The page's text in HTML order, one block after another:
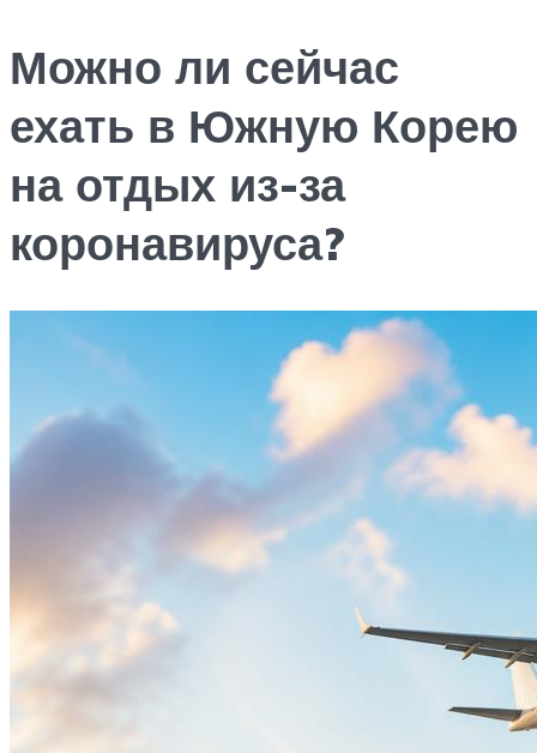
Можно ли сейчас
ехать в Южную Корею
на отдых из-за
коронавируса?